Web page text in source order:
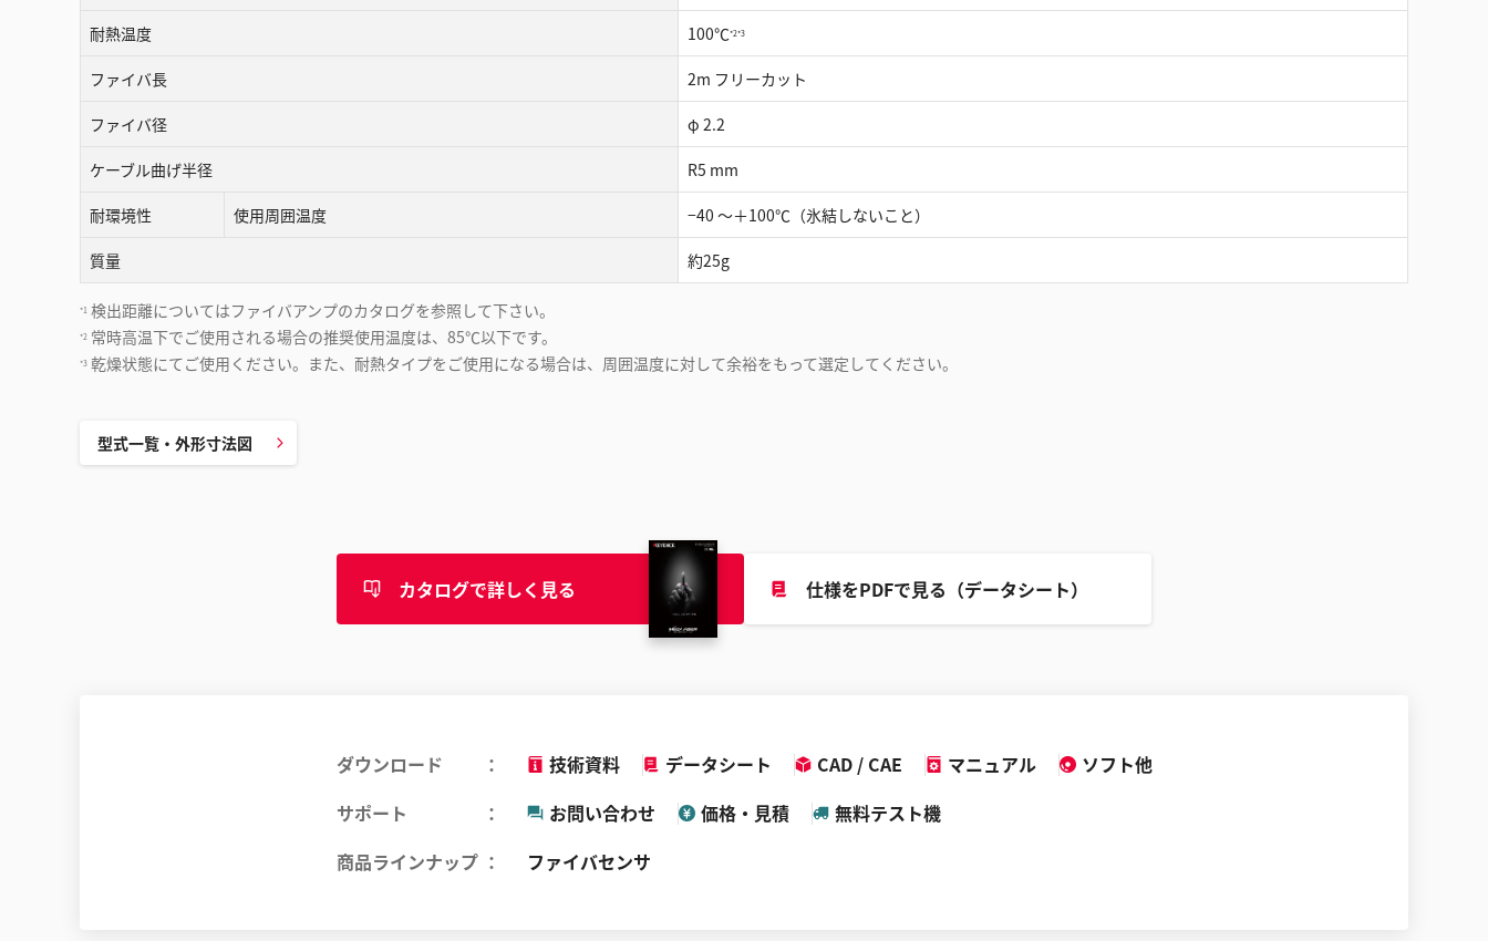
耐熱温度 100℃*2*3
ファイバ長 2m フリーカット
ファイバ径 φ 2.2
ケーブル曲げ半径 R5 mm
耐環境性 使用周囲温度 −40 〜＋100℃（氷結しないこと）
質量 約25g
*1 検出距離についてはファイバアンプのカタログを参照して下さい。
*2 常時高温下でご使用される場合の推奨使用温度は、85℃以下です。
*3 乾燥状態にてご使用ください。また、耐熱タイプをご使用になる場合は、周囲温度に対して余裕をもって選定してください。
型式一覧・外形寸法図
カタログで詳しく見る 仕様をPDFで見る（データシート）
ダウンロード 技術資料 データシート CAD / CAE マニュアル
ソフト他
サポート
お問い合わせ 価格・見積
無料テスト機
商品ラインナップ
ファイバセンサ